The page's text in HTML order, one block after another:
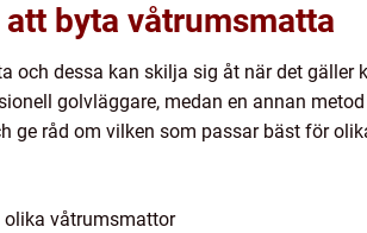
byta våtrumsmatta
och dessa kan skilja sig åt när det gäller
golvläggare, medan en annan
ge råd om vilken som passar bäst för
olika våtrumsmattor